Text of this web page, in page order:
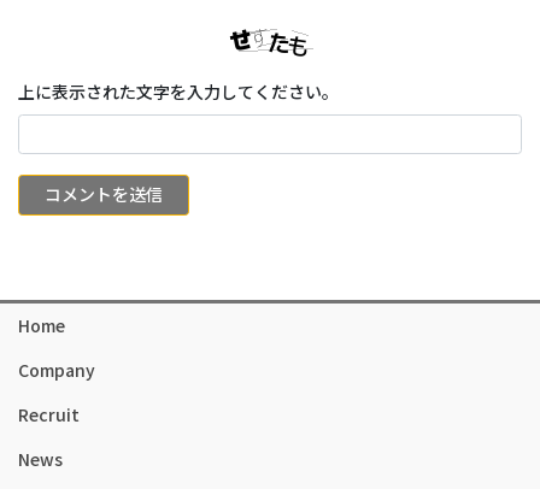
上に表示された文字を入力してください。
Home
Company
Recruit
News